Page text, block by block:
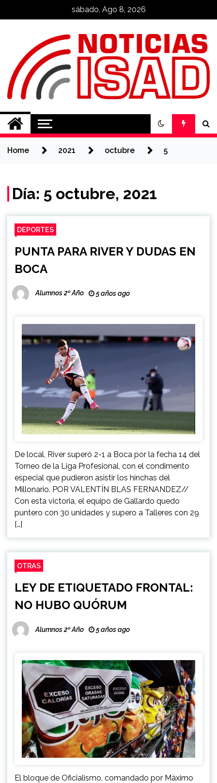
sábado, Ago 8, 2026
Noticias ISAD
REALIZADO POR NUESTROS
Home 2021 octubre 5
Día: 5 octubre, 2021
DEPORTES
PUNTA PARA RIVER Y DUDAS EN
BOCA
Alumnos 2º Año 5 años ago
De local, River superó 2-1 a Boca por la fecha 14 del
Torneo de la Liga Profesional, con el condimento
especial que pudieron asistir los hinchas del
Millonario. POR VALENTÍN BLAS FERNANDEZ//
Con esta victoria, el equipo de Gallardo quedo
puntero con 30 unidades y supero a Talleres con 29
[…]
OTRAS
LEY DE ETIQUETADO FRONTAL:
NO HUBO QUÓRUM
Alumnos 2º Año 5 años ago
El bloque de Oficialismo, comandado por Máximo